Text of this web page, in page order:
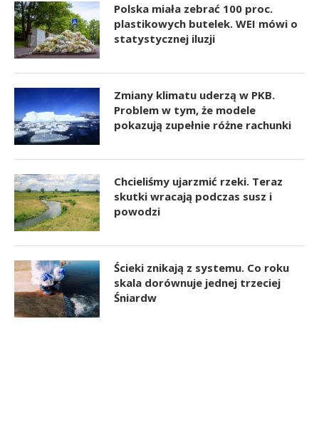
Polska miała zebrać 100 proc.
plastikowych butelek. WEI mówi o
statystycznej iluzji
Zmiany klimatu uderzą w PKB.
Problem w tym, że modele
pokazują zupełnie różne rachunki
Chcieliśmy ujarzmić rzeki. Teraz
skutki wracają podczas susz i
powodzi
Ścieki znikają z systemu. Co roku
skala dorównuje jednej trzeciej
Śniardw